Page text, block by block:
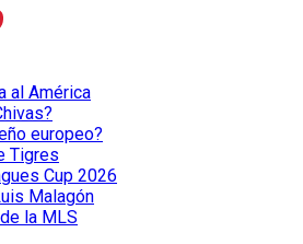
al América
europeo?
Tigres
Cup 2026
Malagón
la MLS